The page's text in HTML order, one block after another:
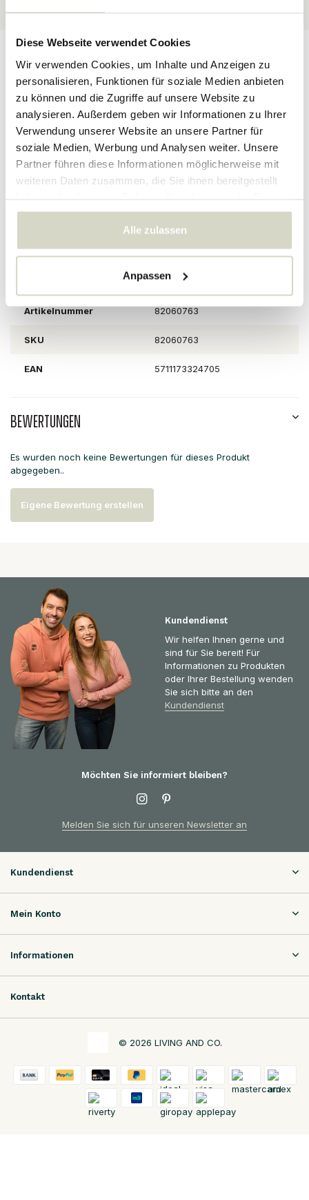
Diese Webseite verwendet Cookies
Wir verwenden Cookies, um Inhalte und Anzeigen zu
personalisieren, Funktionen für soziale Medien anbieten
zu können und die Zugriffe auf unsere Website zu
analysieren. Außerdem geben wir Informationen zu Ihrer
Verwendung unserer Website an unsere Partner für
soziale Medien, Werbung und Analysen weiter. Unsere
Partner führen diese Informationen möglicherweise mit
weiteren Daten zusammen, die Sie ihnen bereitgestellt
gesammelt haben.
Alle zulassen
Anpassen
Die Bloomingville Mayotte Pedestal Bowl ist eine auffällige Schale
auf einem Ständer in mattweißer Glasur mit einem coolen
grafischen handgemalten Muster in Schwarz. Es eignet sich
perfekt zur Dekoration, oder fügen Sie eine Serviette hinzu und
verwenden
Farbe: Schwarz, Weiß
Sonstiges: Die Schale ist handbemalt, daher kann das Muster je
PRODUKTDETAILS
Artikelnummer 82060763
SKU 82060763
EAN 5711173324705
Bewertungen
Es wurden noch keine Bewertungen für dieses Produkt
abgegeben..
Eigene Bewertung erstellen
Kundendienst
Wir helfen Ihnen gerne und
sind für Sie bereit! Für
Informationen zu Produkten
oder Ihrer Bestellung wenden
Sie sich bitte an den
Kundendienst
Möchten Sie informiert bleiben?
Melden Sie sich für unseren Newsletter an
Kundendienst
Mein Konto
Informationen
Kontakt
© 2026 LIVING AND CO.